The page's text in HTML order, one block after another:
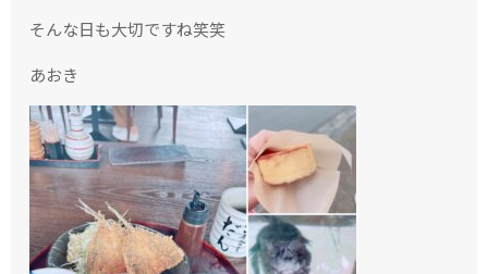
そんな日も大切ですね笑笑
あおき